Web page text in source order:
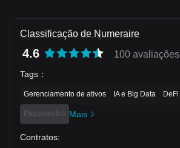
Classificação de Numeraire
4.6 100 avaliações
Tags ：
Gerenciamento de ativos IA e Big Data DeFi
Pagamentos Mais
Contratos: